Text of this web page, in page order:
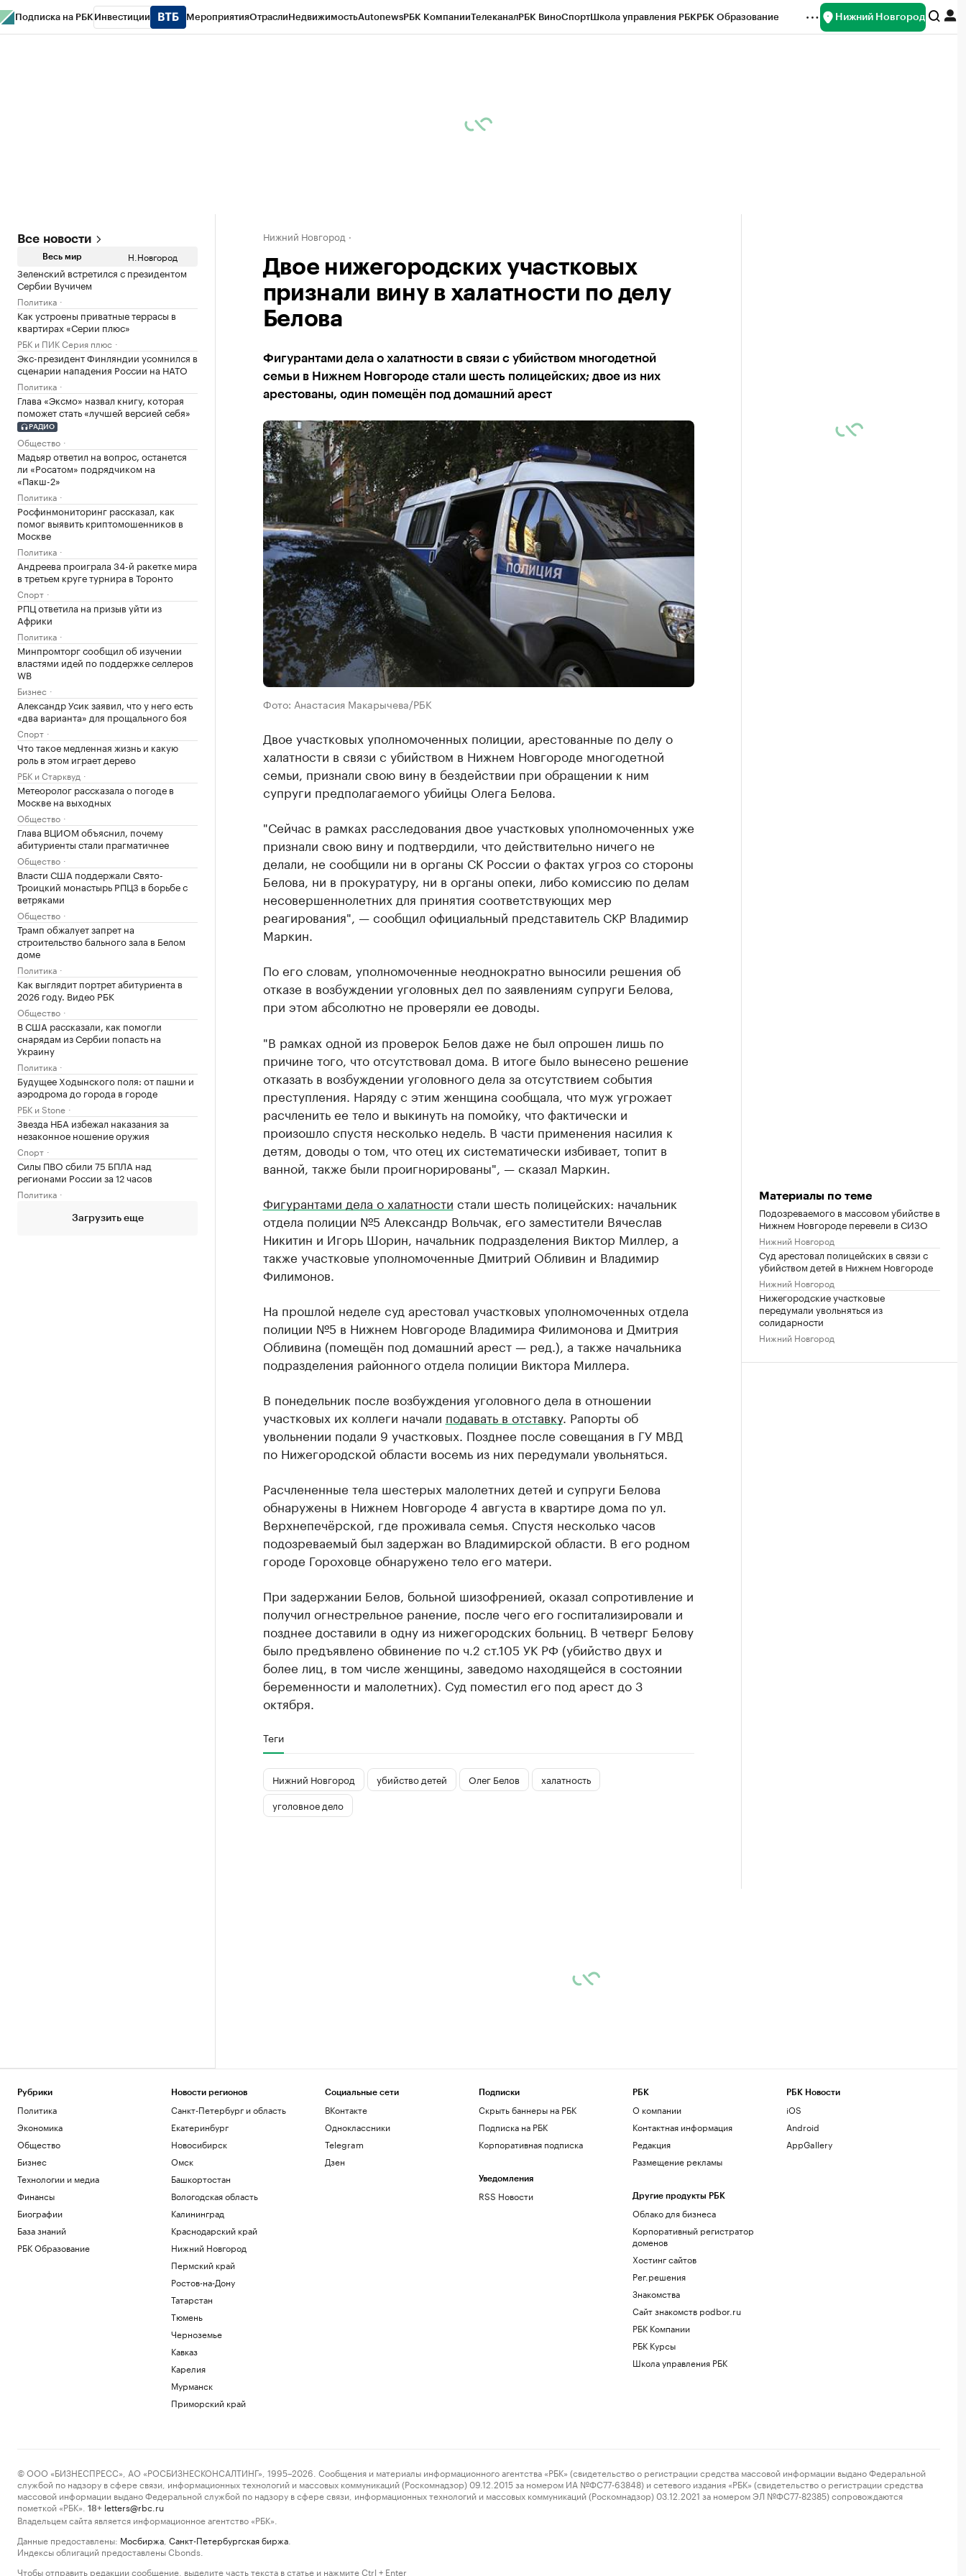
Подписка на РБК Инвестиции МероприятияОтраслиНедвижимостьAutonewsРБК КомпанииТелеканалРБК ВиноСпортШкола управления РБКРБК Образование Нижний Новгород
Все новости
Весь мир Н.Новгород
Зеленский встретился с президентом
Сербии Вучичем
Политика
Как устроены приватные террасы в
квартирах «Серии плюс»
РБК и ПИК Серия плюс
Экс-президент Финляндии усомнился в
сценарии нападения России на НАТО
Политика
Глава «Эксмо» назвал книгу, которая
поможет стать «лучшей версией себя»
РАДИО
Общество
Мадьяр ответил на вопрос, останется
ли «Росатом» подрядчиком на
«Пакш-2»
Политика
Росфинмониторинг рассказал, как
помог выявить криптомошенников в
Москве
Политика
Андреева проиграла 34-й ракетке мира
в третьем круге турнира в Торонто
Спорт
РПЦ ответила на призыв уйти из
Африки
Политика
Минпромторг сообщил об изучении
властями идей по поддержке селлеров
WB
Бизнес
Александр Усик заявил, что у него есть
«два варианта» для прощального боя
Спорт
Что такое медленная жизнь и какую
роль в этом играет дерево
РБК и Старквуд
Метеоролог рассказала о погоде в
Москве на выходных
Общество
Глава ВЦИОМ объяснил, почему
абитуриенты стали прагматичнее
Общество
Власти США поддержали Свято-
Троицкий монастырь РПЦЗ в борьбе с
ветряками
Общество
Трамп обжалует запрет на
строительство бального зала в Белом
доме
Политика
Как выглядит портрет абитуриента в
2026 году. Видео РБК
Общество
В США рассказали, как помогли
снарядам из Сербии попасть на
Украину
Политика
Будущее Ходынского поля: от пашни и
аэродрома до города в городе
РБК и Stone
Звезда НБА избежал наказания за
незаконное ношение оружия
Спорт
Силы ПВО сбили 75 БПЛА над
регионами России за 12 часов
Политика
Загрузить еще
Нижний Новгород
Двое нижегородских участковых
признали вину в халатности по делу
Белова
Фигурантами дела о халатности в связи с убийством многодетной
семьи в Нижнем Новгороде стали шесть полицейских; двое из них
арестованы, один помещён под домашний арест
Фото: Анастасия Макарычева/РБК
Двое участковых уполномоченных полиции, арестованные по делу о
халатности в связи с убийством в Нижнем Новгороде многодетной
семьи, признали свою вину в бездействии при обращении к ним
супруги предполагаемого убийцы Олега Белова.
"Сейчас в рамках расследования двое участковых уполномоченных уже
признали свою вину и подтвердили, что действительно ничего не
делали, не сообщили ни в органы СК России о фактах угроз со стороны
Белова, ни в прокуратуру, ни в органы опеки, либо комиссию по делам
несовершеннолетних для принятия соответствующих мер
реагирования", — сообщил официальный представитель СКР Владимир
Маркин.
По его словам, уполномоченные неоднократно выносили решения об
отказе в возбуждении уголовных дел по заявлениям супруги Белова,
при этом абсолютно не проверяли ее доводы.
"В рамках одной из проверок Белов даже не был опрошен лишь по
причине того, что отсутствовал дома. В итоге было вынесено решение
отказать в возбуждении уголовного дела за отсутствием события
преступления. Наряду с этим женщина сообщала, что муж угрожает
расчленить ее тело и выкинуть на помойку, что фактически и
произошло спустя несколько недель. В части применения насилия к
детям, доводы о том, что отец их систематически избивает, топит в
ванной, также были проигнорированы", — сказал Маркин.
Фигурантами дела о халатности стали шесть полицейских: начальник
отдела полиции №5 Александр Вольчак, его заместители Вячеслав
Никитин и Игорь Шорин, начальник подразделения Виктор Миллер, а
также участковые уполномоченные Дмитрий Обливин и Владимир
Филимонов.
На прошлой неделе суд арестовал участковых уполномоченных отдела
полиции №5 в Нижнем Новгороде Владимира Филимонова и Дмитрия
Обливина (помещён под домашний арест — ред.), а также начальника
подразделения районного отдела полиции Виктора Миллера.
В понедельник после возбуждения уголовного дела в отношении
участковых их коллеги начали подавать в отставку. Рапорты об
увольнении подали 9 участковых. Позднее после совещания в ГУ МВД
по Нижегородской области восемь из них передумали увольняться.
Расчлененные тела шестерых малолетних детей и супруги Белова
обнаружены в Нижнем Новгороде 4 августа в квартире дома по ул.
Верхнепечёрской, где проживала семья. Спустя несколько часов
подозреваемый был задержан во Владимирской области. В его родном
городе Гороховце обнаружено тело его матери.
При задержании Белов, больной шизофренией, оказал сопротивление и
получил огнестрельное ранение, после чего его госпитализировали и
позднее доставили в одну из нижегородских больниц. В четверг Белову
было предъявлено обвинение по ч.2 ст.105 УК РФ (убийство двух и
более лиц, в том числе женщины, заведомо находящейся в состоянии
беременности и малолетних). Суд поместил его под арест до 3
октября.
Теги
Нижний Новгород убийство детей Олег Белов
халатность
уголовное дело
Материалы по теме
Подозреваемого в массовом убийстве в
Нижнем Новгороде перевели в СИЗО
Нижний Новгород
Суд арестовал полицейских в связи с
убийством детей в Нижнем Новгороде
Нижний Новгород
Нижегородские участковые
передумали увольняться из
солидарности
Нижний Новгород
Рубрики
Политика
Экономика
Общество
Бизнес
Технологии и медиа
Финансы
Биографии
База знаний
РБК Образование
Новости регионов
Санкт-Петербург и область
Екатеринбург
Новосибирск
Омск
Башкортостан
Вологодская область
Калининград
Краснодарский край
Нижний Новгород
Пермский край
Ростов-на-Дону
Татарстан
Тюмень
Черноземье
Кавказ
Карелия
Мурманск
Приморский край
Социальные сети
ВКонтакте
Одноклассники
Telegram
Дзен
Подписки
Скрыть баннеры на РБК
Подписка на РБК
Корпоративная подписка
Уведомления
RSS Новости
РБК
О компании
Контактная информация
Редакция
Размещение рекламы
Другие продукты РБК
Облако для бизнеса
Корпоративный регистратор
доменов
Хостинг сайтов
Рег.решения
Знакомства
Сайт знакомств podbor.ru
РБК Компании
РБК Курсы
Школа управления РБК
РБК Новости
iOS
Android
AppGallery
© ООО «БИЗНЕСПРЕСС», АО «РОСБИЗНЕСКОНСАЛТИНГ», 1995–2026. Сообщения и материалы информационного агентства «РБК» (свидетельство о регистрации средства массовой информации выдано Федеральной
службой по надзору в сфере связи, информационных технологий и массовых коммуникаций (Роскомнадзор) 09.12.2015 за номером ИА №ФС77-63848) и сетевого издания «РБК» (свидетельство о регистрации средства
массовой информации выдано Федеральной службой по надзору в сфере связи, информационных технологий и массовых коммуникаций (Роскомнадзор) 03.12.2021 за номером ЭЛ №ФС77-82385) сопровождаются
пометкой «РБК».
18+ letters@rbc.ru
Владельцем сайта является информационное агентство «РБК».
Данные предоставлены: Мосбиржа Санкт-Петербургская биржа
Индексы облигаций предоставлены Cbonds.
Чтобы отправить редакции сообщение, выделите часть текста в статье и нажмите Ctrl + Enter